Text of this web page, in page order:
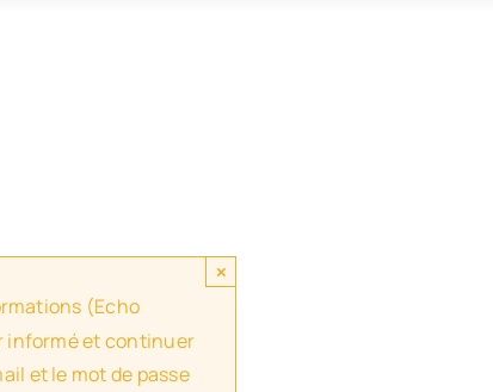
(Echo
informé et continuer
et le mot de passe
×